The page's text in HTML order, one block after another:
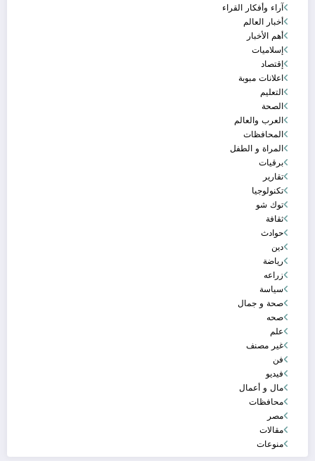
آراء وأفكار القراء
أخبار العالم
أهم الأخبار
إسلاميات
إقتصاد
اعلانات مبوبة
التعليم
الصحة
العرب والعالم
المحافظات
المراة و الطفل
برقيات
تقارير
تكنولوجيا
توك شو
ثقافة
حوادث
دين
رياضة
زراعه
سياسة
صحة و جمال
صحه
علم
غير مصنف
فن
فيديو
مال و أعمال
محافظات
مصر
مقالات
منوعات